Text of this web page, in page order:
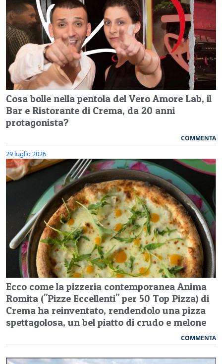
Cosa bolle nella pentola del Vero Amore Lab, il
Bar e Ristorante di Crema, da 20 anni
protagonista?
COMMENTA
29 luglio 2026
Ecco come la pizzeria contemporanea Anima
Romita ("Pizze Eccellenti" per 50 Top Pizza) di
Crema ha reinventato, rendendolo una pizza
spettagolosa, un bel piatto di crudo e melone
COMMENTA